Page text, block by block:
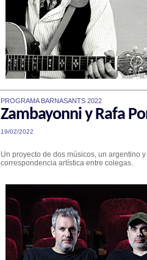
PROGRAMA BARNASANTS 2022
Zambayonni y Rafa
19/02/2022
Un proyecto de dos músicos, un argentino
correspondencia artística entre colegas.